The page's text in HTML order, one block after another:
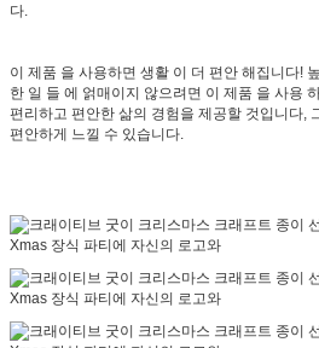
다.
이 제품 을 사용하면 생활 이 더 편안 해집니다!
한 일 들 에 얽매이지 않으려면 이 제품 을 사용
편리하고 편안한 삶의 경험을 제공할 것입니다,
편안하게 느낄 수 있습니다.